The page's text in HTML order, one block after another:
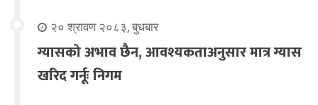
२० श्रावण २०८३, बुधबार
ग्यासको अभाव छैन, आवश्यकताअनुसार मात्र ग्यास
खरिद गर्नूः निगम